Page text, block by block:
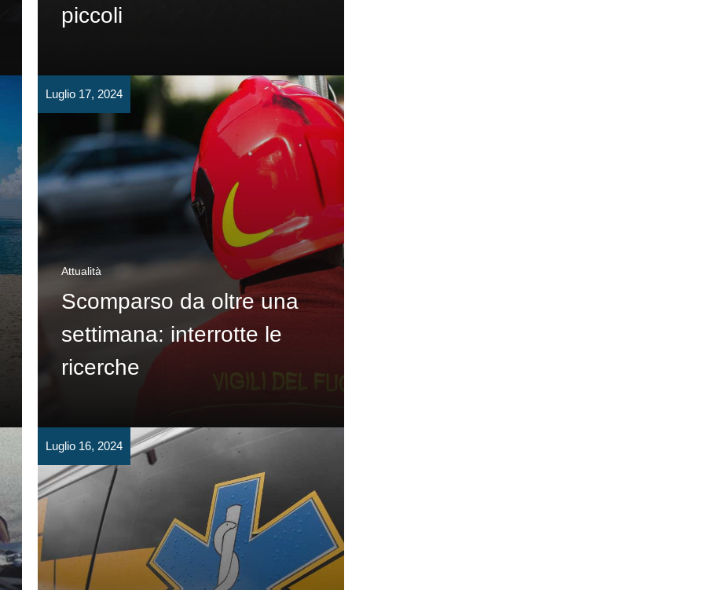
piccoli
Luglio 17, 2024
Attualità
Scomparso da oltre una
settimana: interrotte le
ricerche
Luglio 16, 2024